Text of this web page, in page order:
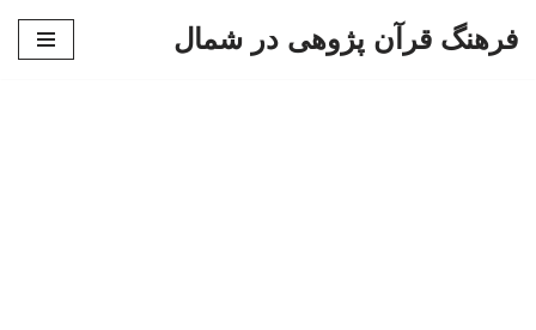
فرهنگ قرآن پژوهی در شمال